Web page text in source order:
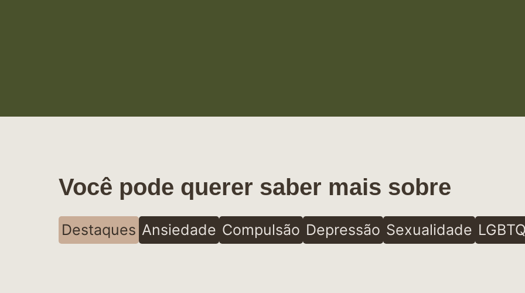
Você pode querer saber mais sobre
Destaques Ansiedade Compulsão Depressão Sexualidade